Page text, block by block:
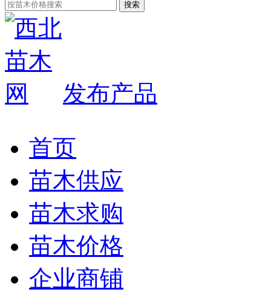
发布产品
首页
苗木供应
苗木求购
苗木价格
企业商铺